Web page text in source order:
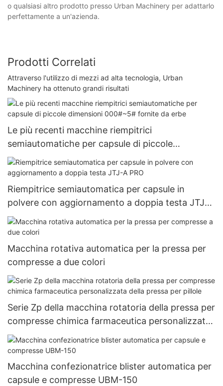
o qualsiasi altro prodotto presso Urban Machinery per adattarlo
perfettamente a un'azienda.
Prodotti Correlati
Attraverso l'utilizzo di mezzi ad alta tecnologia, Urban
Machinery ha ottenuto grandi risultati
Le più recenti macchine riempitrici
semiautomatiche per capsule di piccole
dimensioni 000#~5# fornite da erbe
Riempitrice semiautomatica per capsule in
polvere con aggiornamento a doppia testa JTJ-A
PRO
Macchina rotativa automatica per la pressa per
compresse a due colori
Serie Zp della macchina rotatoria della pressa per
compresse chimica farmaceutica personalizzata
della pressa per pillole
Macchina confezionatrice blister automatica per
capsule e compresse UBM-150